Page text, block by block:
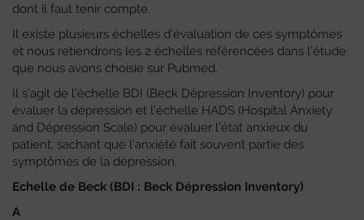
dont il faut tenir compte.
Il existe plusieurs échelles d’évaluation de ces symptômes
et nous retiendrons les 2 échelles référencées dans l’étude
que nous avons choisie sur Pubmed.
Il s’agit de l’échelle BDI (Beck Dépression Inventory) pour
évaluer la dépression et l’échelle HADS (Hospital Anxiety
and Dépression Scale) pour évaluer l’état anxieux du
patient, sachant que l’anxiété fait souvent partie des
symptômes de la dépression.
Echelle de Beck (BDI : Beck Dépression Inventory)
A